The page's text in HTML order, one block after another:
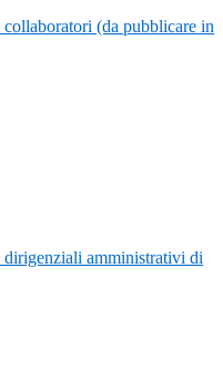
(da pubblicare in
amministrativi di